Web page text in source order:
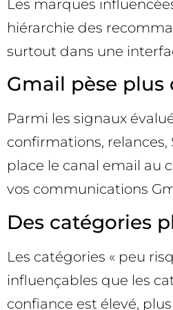
Les marques
hiérarchie des
surtout dans une
Gmail pèse
Parmi les signaux
confirmations,
place le canal email au
vos communications
Des catégories
Les catégories « peu
influençables que les
confiance est élevé,